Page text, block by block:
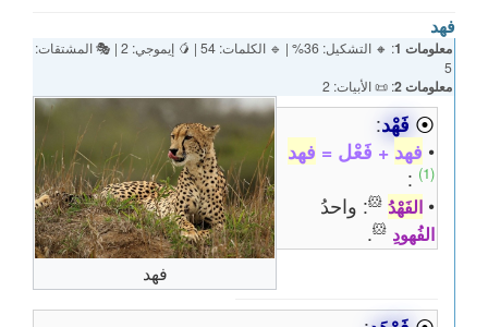
فهد
معلومات 1
: 🔸 التشكيل: 36% | 🔹 الكلمات: 54 | 🥭 إيموجي: 2 | 🎭 المشتقات:
5
معلومات 2 : 📜 الأبيات: 2
فهد
⦿ فَهْد:
• فهد+ فَعْل = فهد
(1)
:
• الفَهْدُ 🐹: واحدُ
الفُهودِ 🐹
.